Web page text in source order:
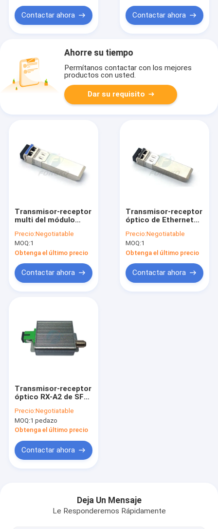
Sobre nosotros
Sfp+
Contactar ahora Contactar ahora
Ahorre su tiempo
Permítanos contactar con los mejores
productos con usted.
Dar su requisito
Transmisor-receptor
multi del módulo
Sfp+ del Lc 10gb Sfp
de la fibra del modo
Precio:Negotiatable
MOQ:1
Obtenga el último precio
Contactar ahora
Transmisor-receptor
óptico de Ethernet
del OEM 850nm los
300m 10gbe SFP+
Precio:Negotiatable
MOQ:1
Obtenga el último precio
Contactar ahora
Transmisor-receptor
óptico RX-A2 de SFP
para las redes de
FTTH
Precio:Negotiatable
MOQ:1 pedazo
Obtenga el último precio
Contactar ahora
Deja Un Mensaje
Le Responderemos Rápidamente